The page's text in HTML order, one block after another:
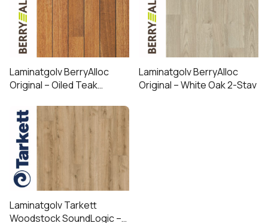
Hög
32 Normal
23 Hög
32 Normal
Laminatgolv BerryAlloc
Original – Oiled Teak
Laminatgolv BerryAlloc
Original – White Oak 2-Stav
Laminatgolv Tarkett
Woodstock SoundLogic –